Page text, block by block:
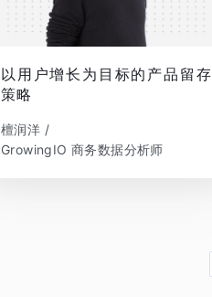
以用户增长为目标的产品留存
策略
檀润洋 /
GrowingIO 商务数据分析师